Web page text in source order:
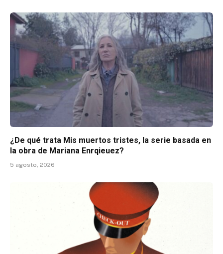
¿De qué trata Mis muertos tristes, la serie basada en
la obra de Mariana Enrqieuez?
5 agosto, 2026